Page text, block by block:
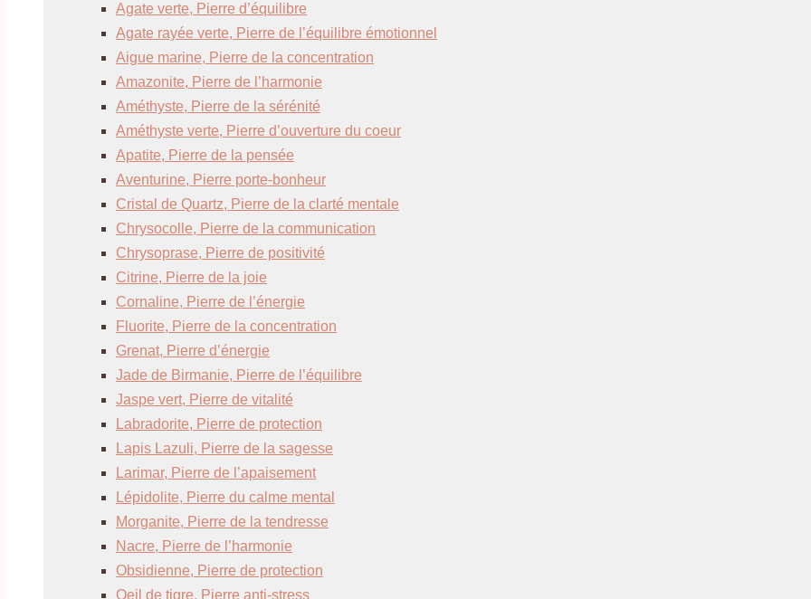
Agate verte, Pierre d’équilibre
Agate rayée verte, Pierre de l’équilibre émotionnel
Aigue marine, Pierre de la concentration
Amazonite, Pierre de l’harmonie
Améthyste, Pierre de la sérénité
Améthyste verte, Pierre d’ouverture du coeur
Apatite, Pierre de la pensée
Aventurine, Pierre porte-bonheur
Cristal de Quartz, Pierre de la clarté mentale
Chrysocolle, Pierre de la communication
Chrysoprase, Pierre de positivité
Citrine, Pierre de la joie
Cornaline, Pierre de l’énergie
Fluorite, Pierre de la concentration
Grenat, Pierre d’énergie
Jade de Birmanie, Pierre de l’équilibre
Jaspe vert, Pierre de vitalité
Labradorite, Pierre de protection
Lapis Lazuli, Pierre de la sagesse
Larimar, Pierre de l’apaisement
Lépidolite, Pierre du calme mental
Morganite, Pierre de la tendresse
Nacre, Pierre de l’harmonie
Obsidienne, Pierre de protection
Oeil de tigre, Pierre anti-stress